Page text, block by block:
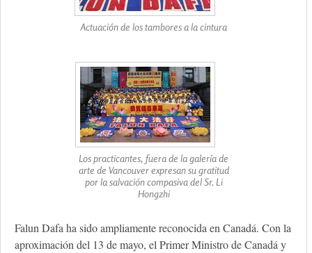
Actuación de los tambores a la cintura
Los practicantes, fuera de la galería de
arte de Vancouver expresan su gratitud
por la salvación compasiva del Sr. Li
Hongzhi
Falun Dafa ha sido ampliamente reconocida en Canadá. Con la
aproximación del 13 de mayo, el Primer Ministro de Canadá y